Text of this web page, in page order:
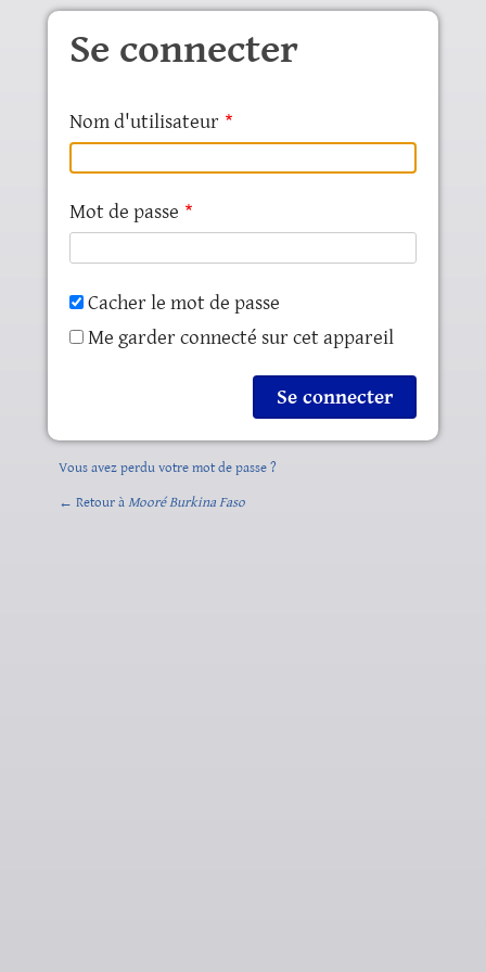
Aller au contenu principal
Se connecter
Nom d'utilisateur
Mot de passe
Cacher le mot de passe
Me garder connecté sur cet appareil
Vous avez perdu votre mot de passe ?
← Retour à Mooré Burkina Faso